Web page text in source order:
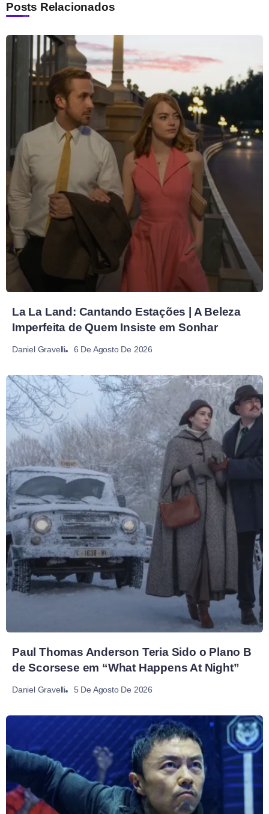
Posts Relacionados
La La Land: Cantando Estações | A Beleza
Imperfeita de Quem Insiste em Sonhar
Daniel Gravelli 6 De Agosto De 2026
Paul Thomas Anderson Teria Sido o Plano B
de Scorsese em “What Happens At Night”
Daniel Gravelli 5 De Agosto De 2026